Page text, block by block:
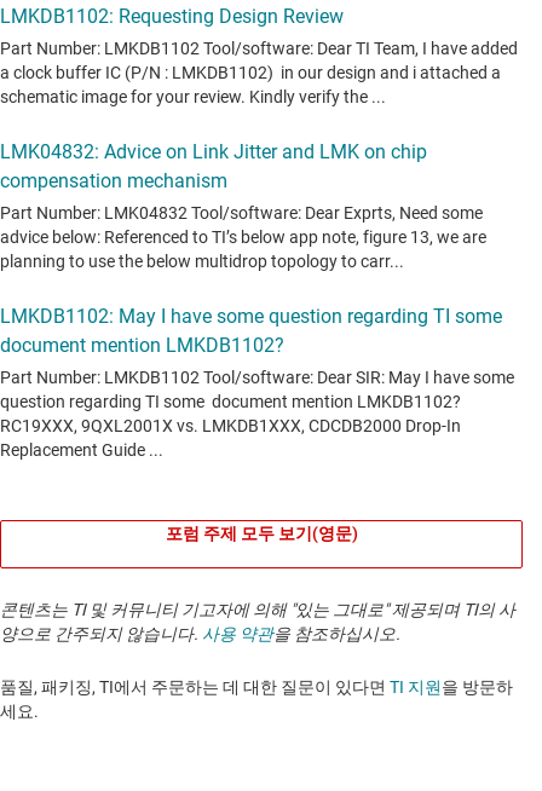
포럼 주제 모두 보기(영문)
콘텐츠는 TI 및 커뮤니티 기고자에 의해 "있는 그대로" 제공되며 TI의 사
양으로 간주되지 않습니다. 사용 약관을 참조하십시오.
품질, 패키징, TI에서 주문하는 데 대한 질문이 있다면 TI 지원을 방문하
세요. ​​​​​​​​​​​​​​